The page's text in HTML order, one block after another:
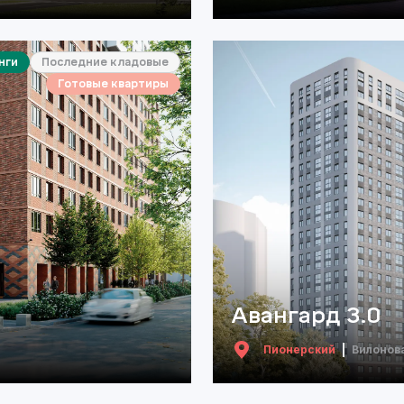
Последние кладовые
Готовые квартиры
Авангард 3.0
Пионерский